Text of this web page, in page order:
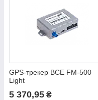
GPS-трекер BCE FM-500
Light
5 370,95 ₴